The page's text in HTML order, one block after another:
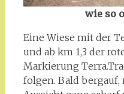
wie so
Eine Wiese mit der
und ab km 1,3 der
Markierung
folgen. Bald